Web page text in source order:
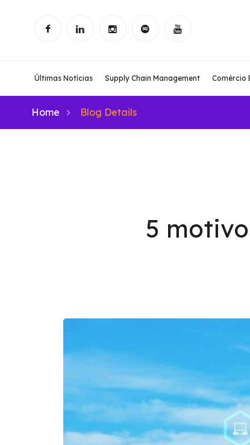
Últimas Notícias Supply Chain Management Comércio
Home Blog Details
5